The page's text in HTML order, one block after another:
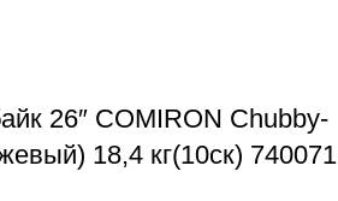
26″ COMIRON Chubby-
18,4 кг(10cк) 740071